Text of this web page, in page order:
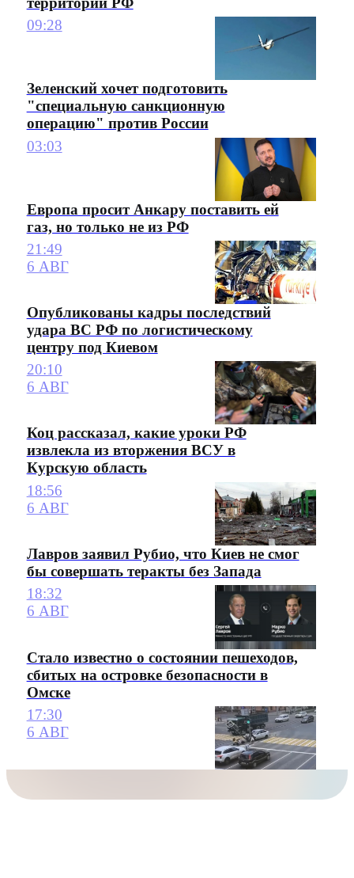
09:28
Зеленский хочет подготовить
"специальную санкционную
операцию" против России
03:03
Европа просит Анкару поставить ей
газ, но только не из РФ
21:49
6 АВГ
Опубликованы кадры последствий
удара ВС РФ по логистическому
центру под Киевом
20:10
6 АВГ
Коц рассказал, какие уроки РФ
извлекла из вторжения ВСУ в
Курскую область
18:56
6 АВГ
Лавров заявил Рубио, что Киев не смог
бы совершать теракты без Запада
18:32
6 АВГ
Стало известно о состоянии пешеходов,
сбитых на островке безопасности в
Омске
17:30
6 АВГ